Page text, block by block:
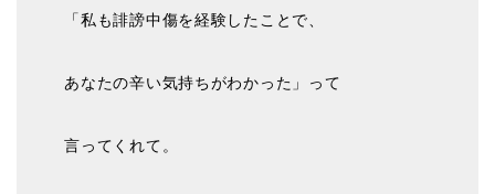
「私も誹謗中傷を経験したことで、
あなたの辛い気持ちがわかった」って
言ってくれて。